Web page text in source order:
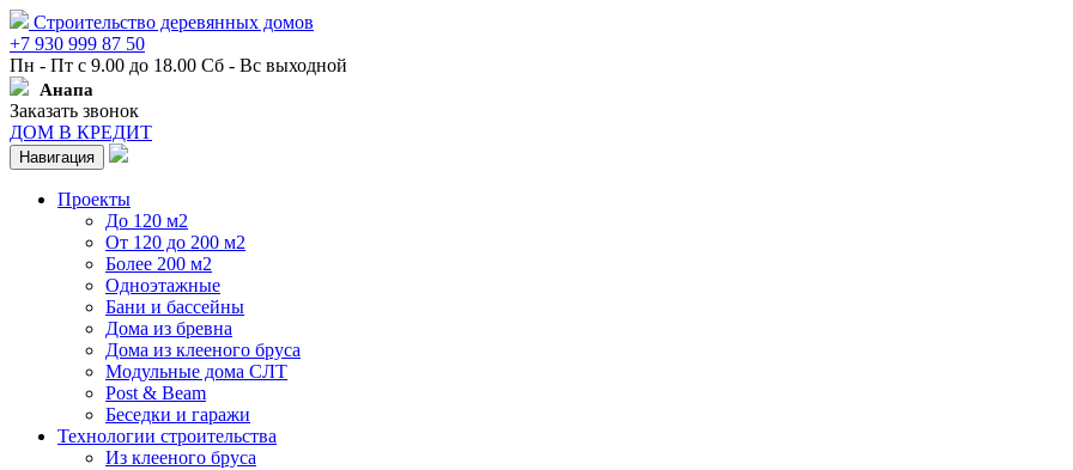
Строительство деревянных домов
+7 930 999 87 50
Пн - Пт с 9.00 до 18.00 Сб - Вс выходной
Анапа
Заказать звонок
ДОМ В КРЕДИТ
Навигация
Проекты
До 120 м2
От 120 до 200 м2
Более 200 м2
Одноэтажные
Бани и бассейны
Дома из бревна
Дома из клееного бруса
Модульные дома СЛТ
Post & Beam
Беседки и гаражи
Технологии строительства
Из клееного бруса